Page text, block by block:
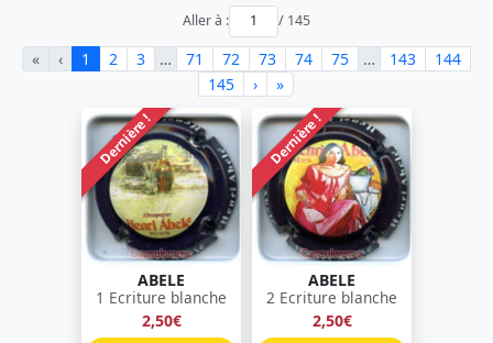
Aller à : / 145
« ‹ 1 2 3 … 71 72 73 74 75 … 143
144
145
› »
Dernière !
ABELE
1 Ecriture blanche
2,50€
Dernière !
ABELE
2 Ecriture blanche
2,50€